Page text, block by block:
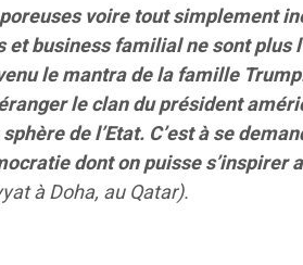
voire tout simplement
business familial ne sont plus
le mantra de la famille
le clan du président
de l’Etat. C’est à se
dont on puisse s’inspirer
à Doha, au Qatar).